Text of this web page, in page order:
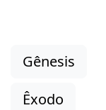
Gênesis
Êxodo